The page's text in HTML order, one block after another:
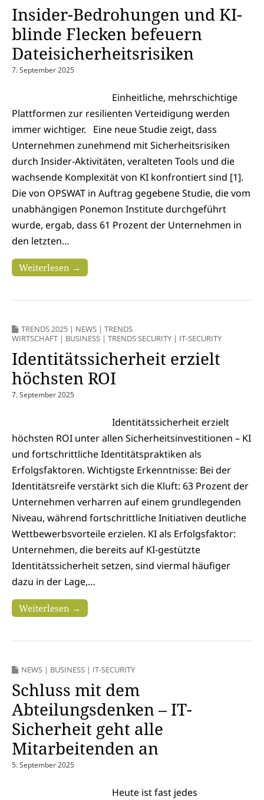
Insider-Bedrohungen und KI-
blinde Flecken befeuern
Dateisicherheitsrisiken
7. September 2025
Einheitliche, mehrschichtige
Plattformen zur resilienten Verteidigung werden
immer wichtiger. Eine neue Studie zeigt, dass
Unternehmen zunehmend mit Sicherheitsrisiken
durch Insider-Aktivitäten, veralteten Tools und die
wachsende Komplexität von KI konfrontiert sind [1].
Die von OPSWAT in Auftrag gegebene Studie, die vom
unabhängigen Ponemon Institute durchgeführt
wurde, ergab, dass 61 Prozent der Unternehmen in
den letzten…
Weiterlesen →
TRENDS 2025 | NEWS | TRENDS
WIRTSCHAFT | BUSINESS | TRENDS SECURITY | IT-SECURITY
Identitätssicherheit erzielt
höchsten ROI
7. September 2025
Identitätssicherheit erzielt
höchsten ROI unter allen Sicherheitsinvestitionen – KI
und fortschrittliche Identitätspraktiken als
Erfolgsfaktoren. Wichtigste Erkenntnisse: Bei der
Identitätsreife verstärkt sich die Kluft: 63 Prozent der
Unternehmen verharren auf einem grundlegenden
Niveau, während fortschrittliche Initiativen deutliche
Wettbewerbsvorteile erzielen. KI als Erfolgsfaktor:
Unternehmen, die bereits auf KI-gestützte
Identitätssicherheit setzen, sind viermal häufiger
dazu in der Lage,…
Weiterlesen →
NEWS | BUSINESS | IT-SECURITY
Schluss mit dem
Abteilungsdenken – IT-
Sicherheit geht alle
Mitarbeitenden an
5. September 2025
Heute ist fast jedes